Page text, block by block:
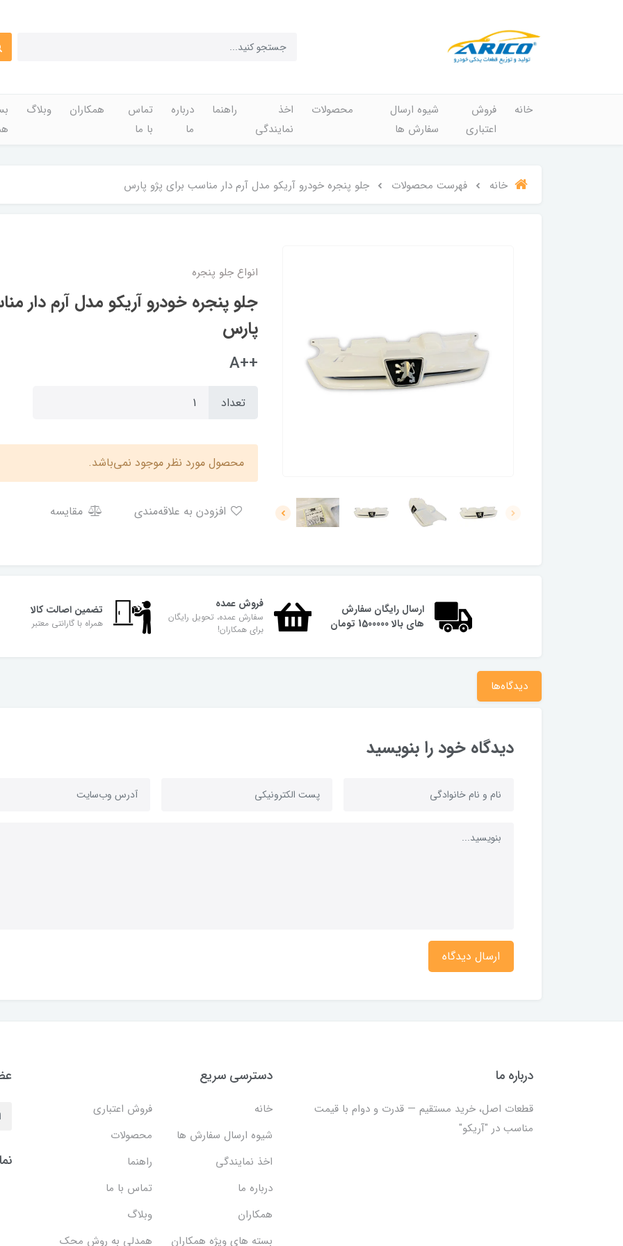
خانه
فروش
اعتباری
شیوه ارسال
سفارش ها
محصولات
اخذ
نمایندگی
راهنما
درباره
ما
تماس
با ما
همکاران وبلاگ
خانه فهرست محصولات جلو پنجره خودرو آریکو مدل آرم دار مناسب برای پژو پارس
انواع جلو پنجره
جلو پنجره خودرو آریکو مدل آرم دار
پارس
++A
تعداد
محصول مورد نظر موجود نمی‌باشد.
مقایسه
ارسال رایگان سفارش
های بالا 1500000 تومان
فروش عمده
سفارش عمده، تحویل رایگان
برای همکاران!
تضمین اصالت کالا
همراه با گارانتی معتبر
دیدگاه‌ها
دیدگاه خود را بنویسید
ارسال دیدگاه
درباره ما
قطعات اصل، خرید مستقیم — قدرت و دوام با قیمت
مناسب در "آریکو"
دسترسی سریع
خانه
فروش اعتباری
شیوه ارسال سفارش ها
محصولات
اخذ نمایندگی
راهنما
درباره ما
تماس با ما
همکاران
وبلاگ
بسته های ویژه همکاران
همدلی به روش محک